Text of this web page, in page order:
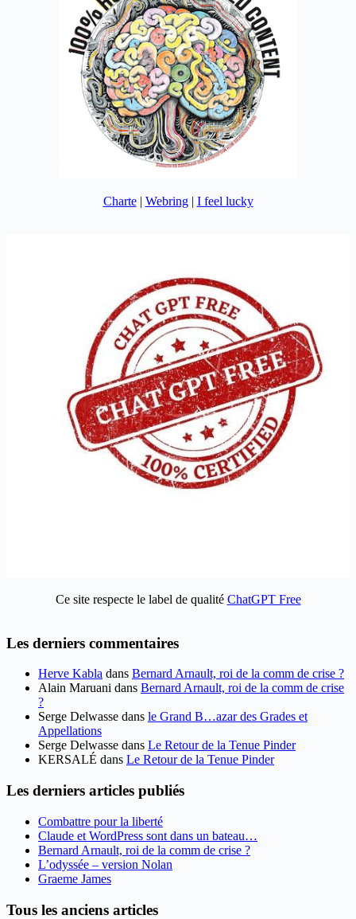
Charte| Webring| I feel lucky
Ce site respecte le label de qualité ChatGPT Free
Les derniers commentaires
Herve Kabla dans Bernard Arnault, roi de la comm de crise ?
Alain Maruani dans Bernard Arnault, roi de la comm de crise
?
Serge Delwasse dans le Grand B…azar des Grades et
Appellations
Serge Delwasse dans Le Retour de la Tenue Pinder
KERSALÉ dans Le Retour de la Tenue Pinder
Les derniers articles publiés
Combattre pour la liberté
Claude et WordPress sont dans un bateau…
Bernard Arnault, roi de la comm de crise ?
L’odyssée – version Nolan
Graeme James
Tous les anciens articles